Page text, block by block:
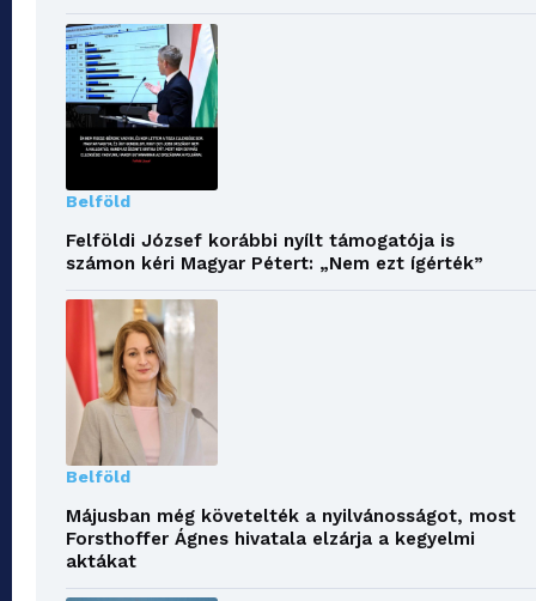
Belföld
Felföldi József korábbi nyílt támogatója is
számon kéri Magyar Pétert: „Nem ezt ígérték”
Belföld
Májusban még követelték a nyilvánosságot, most
Forsthoffer Ágnes hivatala elzárja a kegyelmi
aktákat